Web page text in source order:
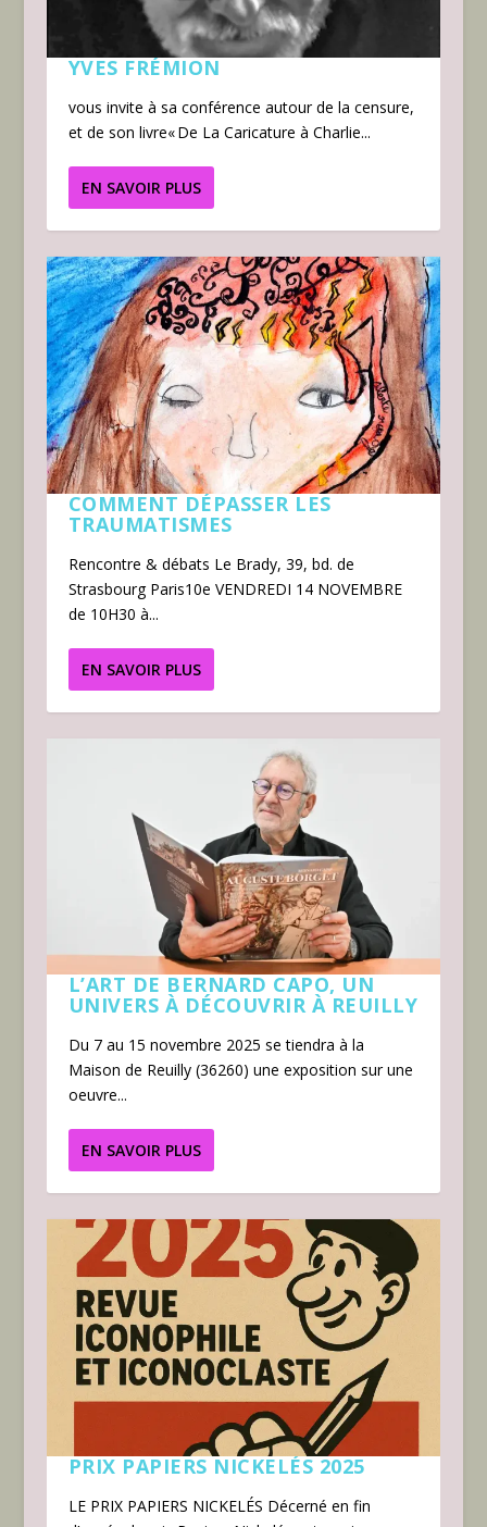
YVES FRÉMION
vous invite à sa conférence autour de la censure,
et de son livre« De La Caricature à Charlie...
EN SAVOIR PLUS
COMMENT DÉPASSER LES
TRAUMATISMES
Rencontre & débats Le Brady, 39, bd. de
Strasbourg Paris10e VENDREDI 14 NOVEMBRE
de 10H30 à...
EN SAVOIR PLUS
L’ART DE BERNARD CAPO, UN
UNIVERS À DÉCOUVRIR À REUILLY
Du 7 au 15 novembre 2025 se tiendra à la
Maison de Reuilly (36260) une exposition sur une
oeuvre...
EN SAVOIR PLUS
PRIX PAPIERS NICKELÉS 2025
LE PRIX PAPIERS NICKELÉS Décerné en fin